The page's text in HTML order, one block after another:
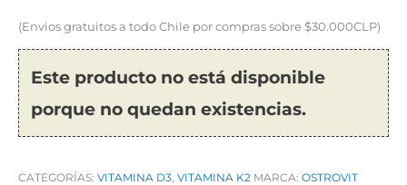
(Envios gratuitos a todo Chile por compras sobre $30.000CLP)
Este producto no está disponible
porque no quedan existencias.
CATEGORÍAS: VITAMINA D3 VITAMINA K2 MARCA: OSTROVIT